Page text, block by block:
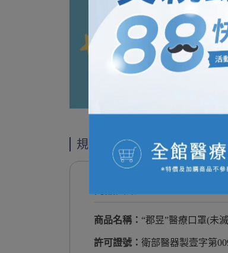
規格說明
商品名稱： “郡昱”醫療口罩(未
許可證號： 衛部醫器製壹字第